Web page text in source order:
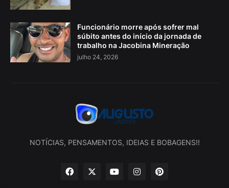
Funcionário morre após sofrer mal
súbito antes do início da jornada de
trabalho na Jacobina Mineração
julho 24, 2026
NOTÍCIAS, PENSAMENTOS, IDEIAS E BOBAGENS!!